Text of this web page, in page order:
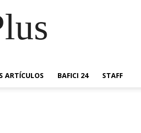
ARTÍCULOS BAFICI 24 STAFF